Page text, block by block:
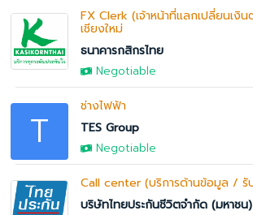
FX Clerk (เจ้าหน้าที่แลกเปลี่ยนเงิ
เชียงใหม่
ธนาคารกสิกรไทย
Negotiable
T
ช่างไฟฟ้า
TES Group
Negotiable
Call center (บริการด้านข้อมูล / รั
บริษัทไทยประกันชีวิตจำกัด (มหาชน)